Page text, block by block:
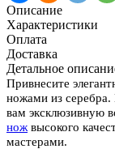
Описание
Характеристики
Оплата
Доставка
Детальное
Привнесите
ножами из
вам эксклюзивную
нож высокого
мастерами.